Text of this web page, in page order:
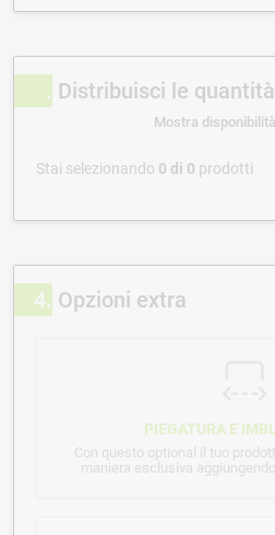
Distribuisci le
Mostra disponibilità
Stai selezionando 0 di 0 prodotti
4 Opzioni extra
PIEGATURA E
Con questo optional il tuo
maniera esclusiva